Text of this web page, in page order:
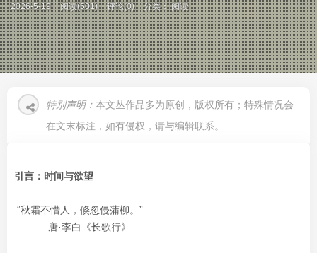
2026-5-19 阅读(501) 评论(0) 分类：阅读
特别声明： 本文丛作品多为原创，版权所有；特殊情况会
在文末标注，如有侵权，请与编辑联系。
引言：时间与欲望
“秋霜不惜人，倏忽侵蒲柳。”
——唐·李白《长歌行》